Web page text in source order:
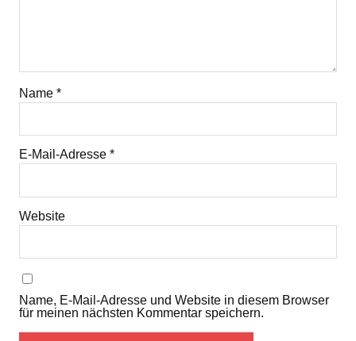
Name *
E-Mail-Adresse *
Website
Name, E-Mail-Adresse und Website in diesem Browser
für meinen nächsten Kommentar speichern.